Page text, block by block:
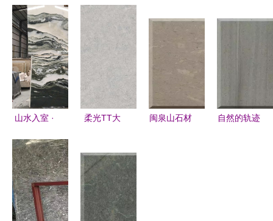
代家居的优
雅之选
色大版石材
的华美魅力
大理石源头
的品质守护
者
京久熠源石
力与应用优
山水入室 ·
天然山水纹
大理石如何
成为豪宅灵
魂
柔光TT大
稳住，我能
赢！打造高
级感的秘密
武器
闽泉山石材
自然的轨迹